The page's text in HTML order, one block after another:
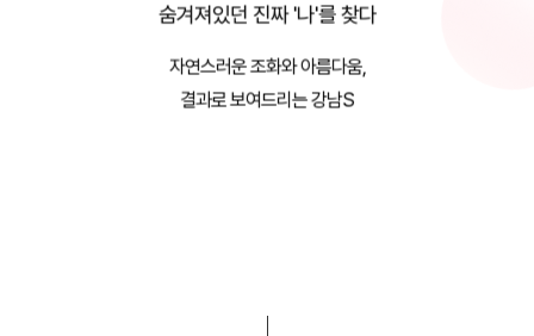
숨겨져있던 진짜 '나'를 찾다
자연스러운 조화와 아름다움,
결과로 보여드리는 강남S